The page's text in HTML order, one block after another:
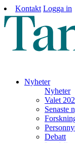
Kontakt Logga in
Nyheter
Nyheter
Valet
Senaste
Debatt